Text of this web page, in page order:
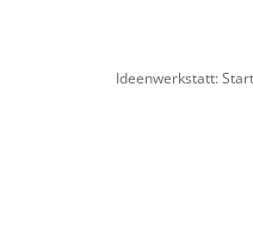
Ideenwerkstatt: